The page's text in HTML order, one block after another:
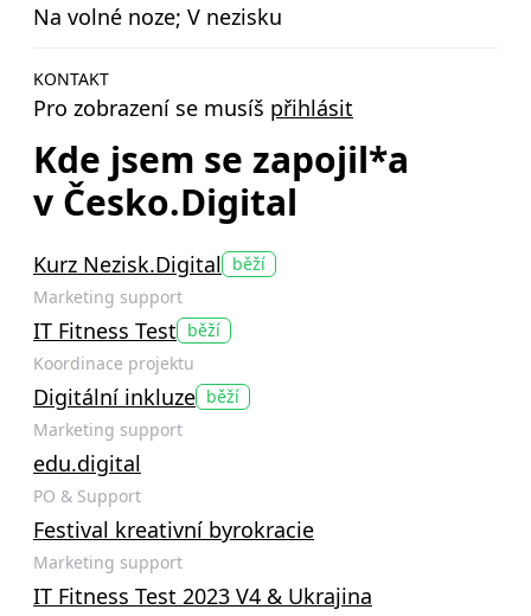
Na volné noze; V nezisku
KONTAKT
Pro zobrazení se musíš přihlásit
Kde jsem se zapojil*a
v Česko.Digital
Kurz Nezisk.Digital běží
Marketing support
IT Fitness Test běží
Koordinace projektu
Digitální inkluze běží
Marketing support
edu.digital
PO & Support
Festival kreativní byrokracie
Marketing support
IT Fitness Test 2023 V4 & Ukrajina